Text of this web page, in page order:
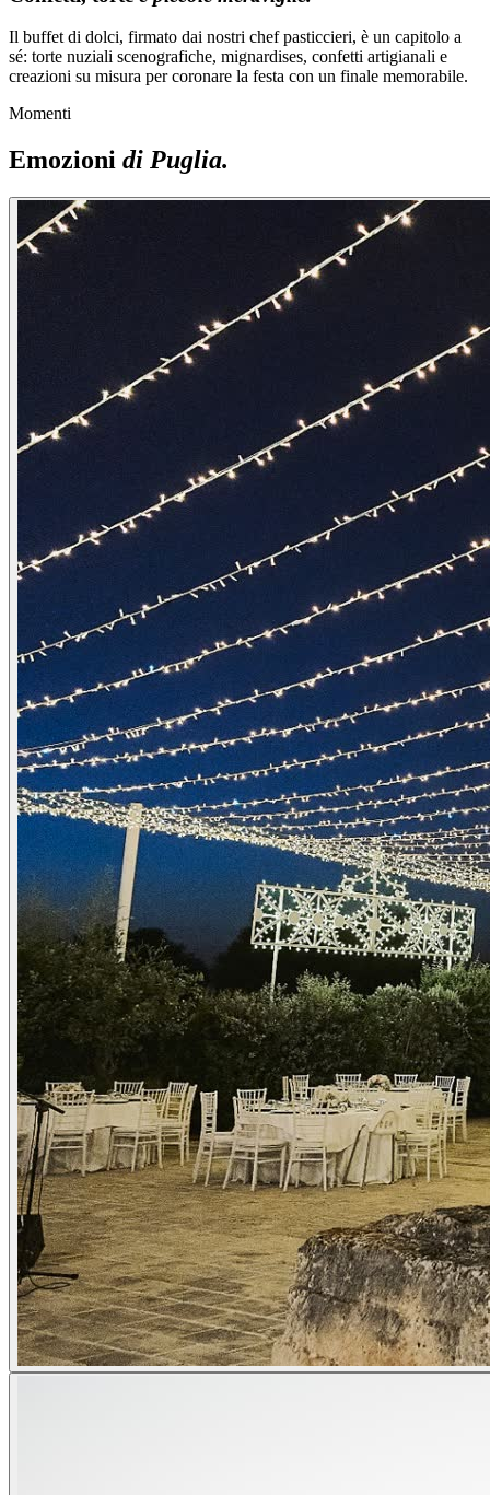
Il buffet di dolci, firmato dai nostri chef pasticcieri, è un capitolo a
sé: torte nuziali scenografiche, mignardises, confetti artigianali e
creazioni su misura per coronare la festa con un finale memorabile.
Momenti
Emozioni di Puglia.